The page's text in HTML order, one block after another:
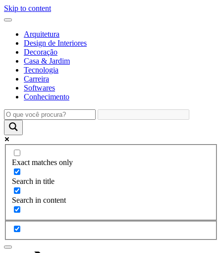
Skip to content
Arquitetura
Design de Interiores
Decoração
Casa & Jardim
Tecnologia
Carreira
Softwares
Conhecimento
Exact matches only
Search in title
Search in content